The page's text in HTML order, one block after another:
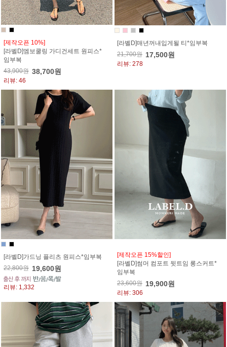
[제작오픈 10%]
[라벨D]엠보쿨링 가디건세트 원피스*
임부복
43,900원 38,700원
리뷰: 46
[라벨D]매년꺼내입게될 티*임부복
21,700원 17,500원
리뷰: 278
[라벨D]가드닝 플리츠 원피스*임부복
22,800원 19,600원
리뷰: 1,332
[제작오픈 15%할인]
[라벨D]썸머 컴포트 뒷트임 롱스커트*
임부복
23,600원 19,900원
리뷰: 306